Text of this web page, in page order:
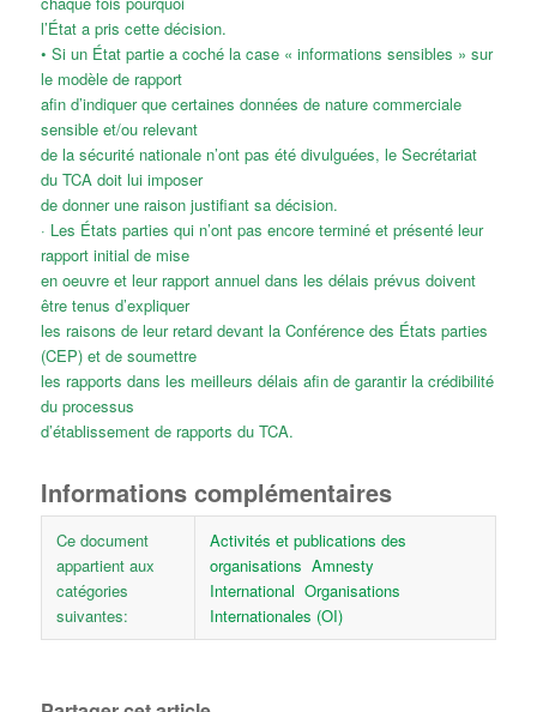
l’État a pris cette décision.
• Si un État partie a coché la case « informations sensibles » sur
le modèle de rapport
afin d’indiquer que certaines données de nature commerciale
sensible et/ou relevant
de la sécurité nationale n’ont pas été divulguées, le Secrétariat
du TCA doit lui imposer
de donner une raison justifiant sa décision.
· Les États parties qui n’ont pas encore terminé et présenté leur
rapport initial de mise
en oeuvre et leur rapport annuel dans les délais prévus doivent
être tenus d’expliquer
les raisons de leur retard devant la Conférence des États parties
(CEP) et de soumettre
les rapports dans les meilleurs délais afin de garantir la crédibilité
du processus
d’établissement de rapports du TCA.
Informations complémentaires
Ce document
appartient aux
catégories
suivantes:
Activités et publications des
organisations Amnesty
International Organisations
Internationales (OI)